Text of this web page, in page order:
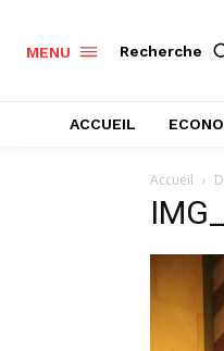
MENU Recherche
ACCUEIL
Accueil